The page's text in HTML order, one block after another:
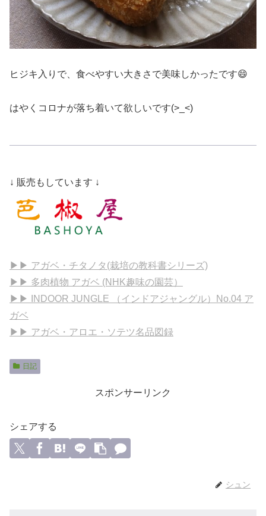
ヒジキ入りで、食べやすい大きさで美味しかったです😄
はやくコロナが落ち着いて欲しいです(>_<)
↓ 販売もしています ↓
▶▶ アガベ・チタノタ(栽培の教科書シリーズ)
▶▶ 多肉植物 アガベ (NHK趣味の園芸）
▶▶ INDOOR JUNGLE （インドアジャングル）No.04 ア
ガベ
▶▶ アガベ・アロエ・ソテツ名品図録
日記
スポンサーリンク
シェアする
シュン